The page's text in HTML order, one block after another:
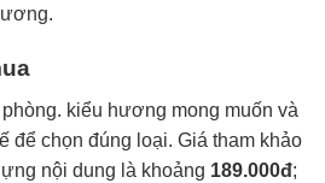
kiểu hương mong muốn và
để chọn đúng loại. Giá tham khảo
nội dung là khoảng 189.000đ;